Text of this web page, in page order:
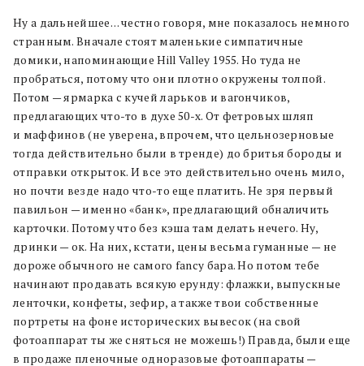
Ну а дальнейшее… честно говоря, мне показалось немного
странным. Вначале стоят маленькие симпатичные
домики, напоминающие Hill Valley 1955. Но туда не
пробраться, потому что они плотно окружены толпой.
Потом — ярмарка с кучей ларьков и вагончиков,
предлагающих что-то в духе 50-х. От фетровых шляп
и маффинов (не уверена, впрочем, что цельнозерновые
тогда действительно были в тренде) до бритья бороды и
отправки открыток. И все это действительно очень мило,
но почти везде надо что-то еще платить. Не зря первый
павильон — именно «банк», предлагающий обналичить
карточки. Потому что без кэша там делать нечего. Ну,
дринки — ок. На них, кстати, цены весьма гуманные — не
дороже обычного не самого fancy бара. Но потом тебе
начинают продавать всякую ерунду: флажки, выпускные
ленточки, конфеты, зефир, а также твои собственные
портреты на фоне исторических вывесок (на свой
фотоаппарат ты же сняться не можешь!) Правда, были еще
в продаже пленочные одноразовые фотоаппараты —